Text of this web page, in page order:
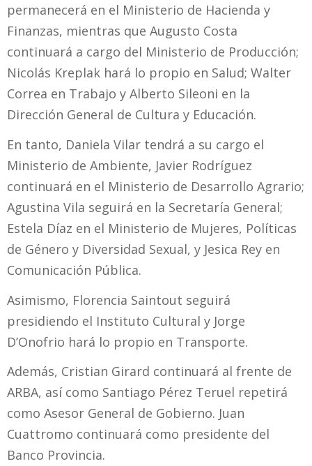
permanecerá en el Ministerio de Hacienda y
Finanzas, mientras que Augusto Costa
continuará a cargo del Ministerio de Producción;
Nicolás Kreplak hará lo propio en Salud; Walter
Correa en Trabajo y Alberto Sileoni en la
Dirección General de Cultura y Educación.
En tanto, Daniela Vilar tendrá a su cargo el
Ministerio de Ambiente, Javier Rodríguez
continuará en el Ministerio de Desarrollo Agrario;
Agustina Vila seguirá en la Secretaría General;
Estela Díaz en el Ministerio de Mujeres, Políticas
de Género y Diversidad Sexual, y Jesica Rey en
Comunicación Pública.
Asimismo, Florencia Saintout seguirá
presidiendo el Instituto Cultural y Jorge
D’Onofrio hará lo propio en Transporte.
Además, Cristian Girard continuará al frente de
ARBA, así como Santiago Pérez Teruel repetirá
como Asesor General de Gobierno. Juan
Cuattromo continuará como presidente del
Banco Provincia.